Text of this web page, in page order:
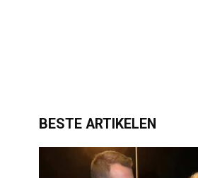
BESTE ARTIKELEN